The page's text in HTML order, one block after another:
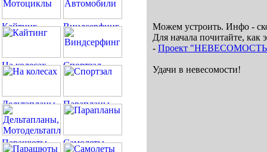
Можем устроить. Инфо -
Для начала почитайте, как
- Проект
Удачи в невесомости!